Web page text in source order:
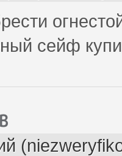
сейф